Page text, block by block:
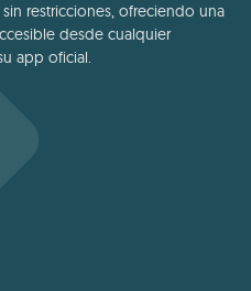
restricciones, ofreciendo una
desde cualquier
app oficial.